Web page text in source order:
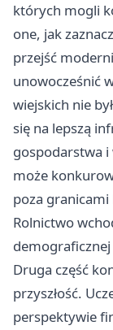
których mogli
one, jak
przejść
unowocześnić
wiejskich nie
się na lepszą
gospodarstwa i
może
poza granicami
Rolnictwo
demograficznej
Druga część
przyszłość.
perspektywie